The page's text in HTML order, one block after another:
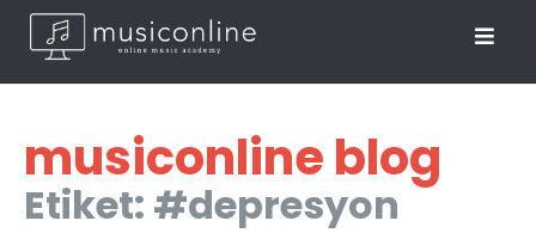
musiconline blog
Etiket: #depresyon